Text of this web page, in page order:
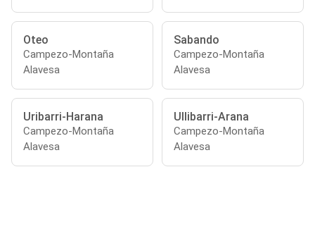
Oteo
Campezo-Montaña
Alavesa
Sabando
Campezo-Montaña
Alavesa
Uribarri-Harana
Campezo-Montaña
Alavesa
Ullibarri-Arana
Campezo-Montaña
Alavesa